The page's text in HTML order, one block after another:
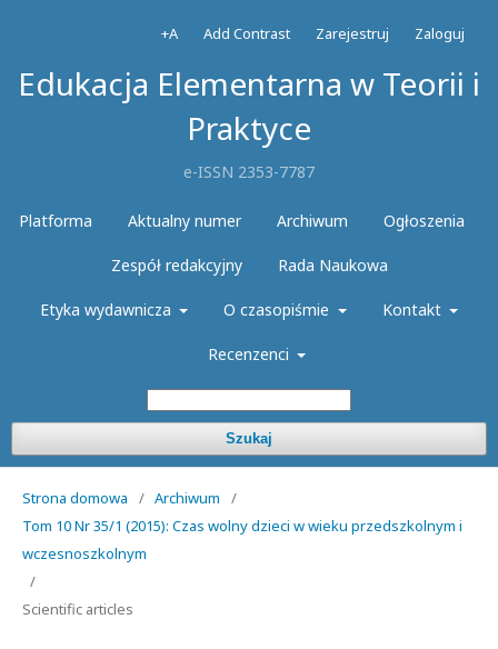
Edukacja Elementarna w Teorii i
Praktyce
e-ISSN 2353-7787
Platforma Aktualny numer Archiwum Ogłoszenia
Zespół redakcyjny Rada Naukowa
Etyka wydawnicza O czasopiśmie Kontakt
Recenzenci
Szukaj
+A Add Contrast Zarejestruj Zaloguj
Strona domowa / Archiwum
/
Tom 10 Nr 35/1 (2015): Czas wolny dzieci w wieku przedszkolnym i
wczesnoszkolnym
/
Scientific articles